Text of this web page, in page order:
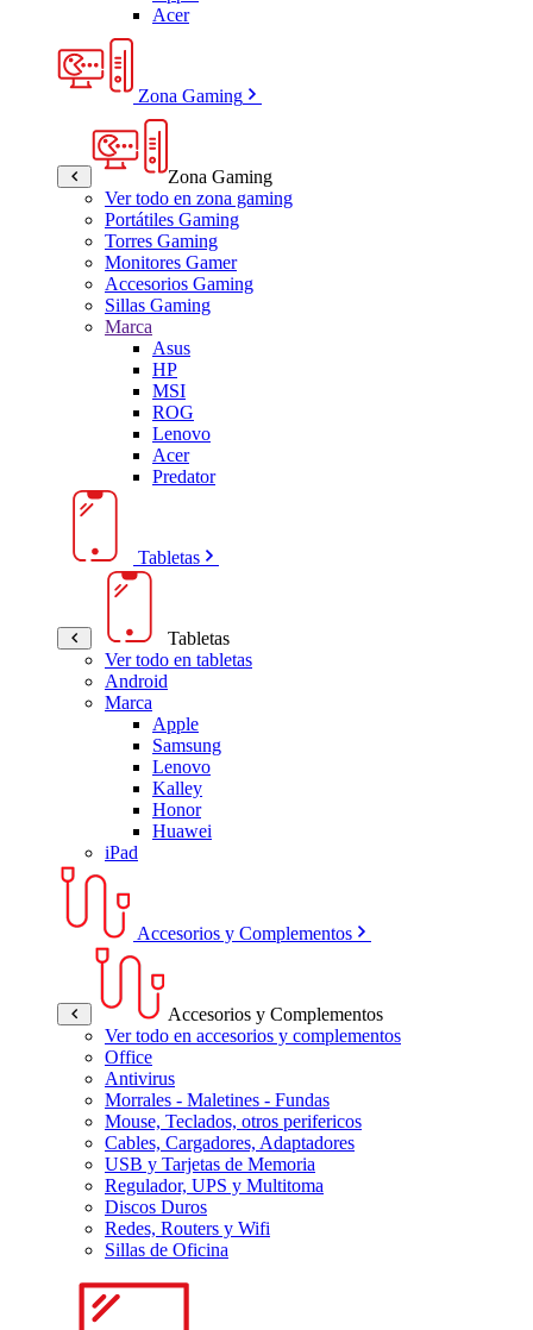
Acer
Zona Gaming
Zona Gaming
Ver todo en zona gaming
Portátiles Gaming
Torres Gaming
Monitores Gamer
Accesorios Gaming
Sillas Gaming
Marca
Asus
HP
MSI
ROG
Lenovo
Acer
Predator
Tabletas
Tabletas
Ver todo en tabletas
Android
Marca
Apple
Samsung
Lenovo
Kalley
Honor
Huawei
iPad
Accesorios y Complementos
Accesorios y Complementos
Ver todo en accesorios y complementos
Office
Antivirus
Morrales - Maletines - Fundas
Mouse, Teclados, otros perifericos
Cables, Cargadores, Adaptadores
USB y Tarjetas de Memoria
Regulador, UPS y Multitoma
Discos Duros
Redes, Routers y Wifi
Sillas de Oficina